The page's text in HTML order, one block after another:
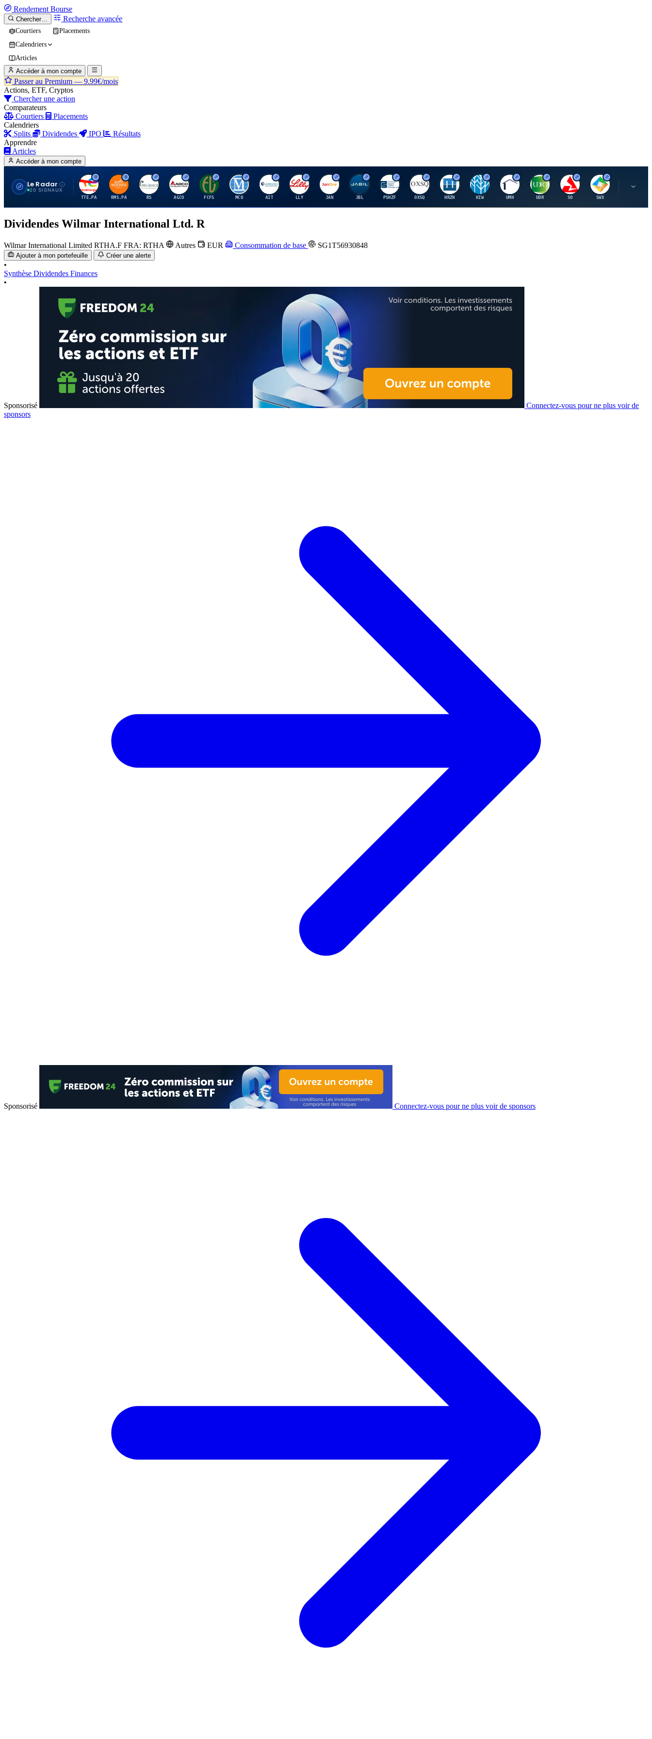
Rendement Bourse
Chercher… Recherche avancée
Courtiers
Placements
Calendriers
Articles
Accéder à mon compte
Passer au Premium — 9.99€/mois
Actions, ETF, Cryptos
Chercher une action
Comparateurs
Courtiers
Placements
Calendriers
Splits
Dividendes IPO
Résultats
Apprendre
Articles
Accéder à mon compte
Le Radar
20 SIGNAUX
T
TTE.PA
H
RMS.PA
R
RS
A
AGCO
F
FCFS
M
MCO
A
AIT
E
LLY
J
JAN
J
JBL
P
PSHZF
O
OXSQ
H
HRZN
H
HIW
U
UMH
U
UDR
S
SO
S
SWX
S
Dividendes Wilmar International Ltd. R
Wilmar International Limited RTHA.F FRA: RTHA Autres EUR Consommation de base SG1T56930848
Ajouter à mon portefeuille Créer une alerte
•
Synthèse Dividendes Finances
•
Sponsorisé
Connectez-vous pour ne plus voir de
sponsors
Sponsorisé Connectez-vous pour ne plus voir de sponsors